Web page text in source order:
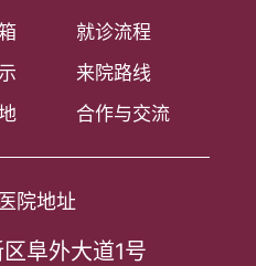
就诊流程
来院路线
合作与交流
医院地址
阜外大道1号